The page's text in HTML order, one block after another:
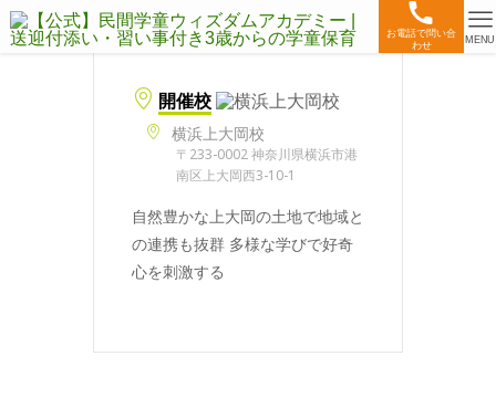
お電話で問い合
わせ
MENU
開催校
横浜上大岡校
〒233-0002 神奈川県横浜市港
南区上大岡西3-10-1
自然豊かな上大岡の土地で地域と
の連携も抜群 多様な学びで好奇
心を刺激する